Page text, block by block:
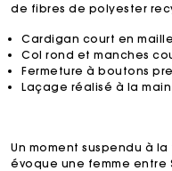
de fibres de polyester
Cardigan court en
Col rond et manches
Fermeture à boutons
Laçage réalisé à la main
Un moment suspendu à
évoque une femme entre